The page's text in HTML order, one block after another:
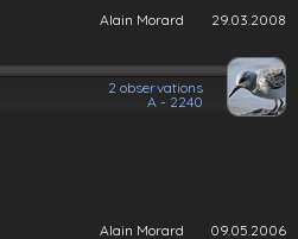
Alain Morard 29.03.2008
2 observations
A - 2240
Alain Morard 09.05.2006